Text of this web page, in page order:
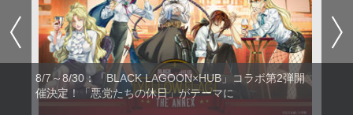
8/7～8/30：「BLACK LAGOON×HUB」コラボ第2弾開
催決定！「悪党たちの休日」がテーマに